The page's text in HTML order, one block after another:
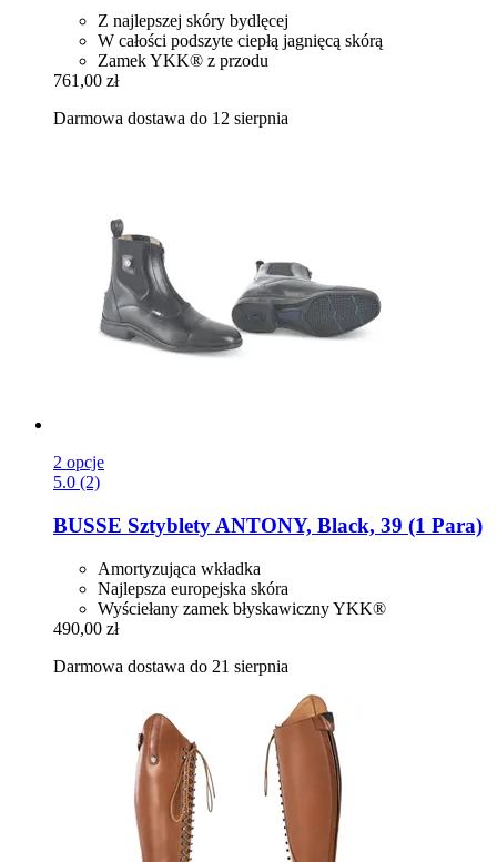
Z najlepszej skóry bydlęcej
W całości podszyte ciepłą jagnięcą skórą
Zamek YKK® z przodu
761,00 zł
Darmowa dostawa do 12 sierpnia
2 opcje
5.0 (2)
BUSSE Sztyblety ANTONY, Black, 39 (1 Para)
Amortyzująca wkładka
Najlepsza europejska skóra
Wyściełany zamek błyskawiczny YKK®
490,00 zł
Darmowa dostawa do 21 sierpnia